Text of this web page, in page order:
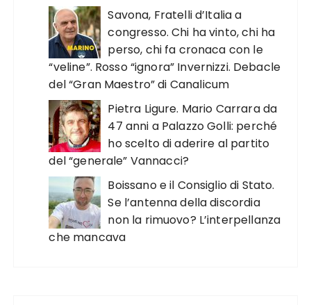
Savona, Fratelli d’Italia a
congresso. Chi ha vinto, chi ha
perso, chi fa cronaca con le
“veline”. Rosso “ignora” Invernizzi. Debacle
del “Gran Maestro” di Canalicum
Pietra Ligure. Mario Carrara da
47 anni a Palazzo Golli: perché
ho scelto di aderire al partito
del “generale” Vannacci?
Boissano e il Consiglio di Stato.
Se l’antenna della discordia
non la rimuovo? L’interpellanza
che mancava